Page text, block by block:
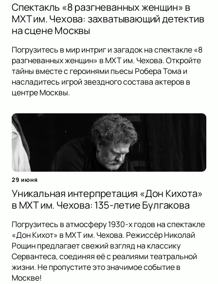
Спектакль «8 разгневанных женщин» в
МХТ им. Чехова: захватывающий детектив
на сцене Москвы
Погрузитесь в мир интриг и загадок на спектакле «8
разгневанных женщин» в МХТ им. Чехова. Откройте
тайны вместе с героинями пьесы Робера Тома и
насладитесь игрой звездного состава актеров в
центре Москвы.
29 июня
Уникальная интерпретация «Дон Кихота»
в МХТ им. Чехова: 135-летие Булгакова
Погрузитесь в атмосферу 1930-х годов на спектакле
«Дон Кихот» в МХТ им. Чехова. Режиссёр Николай
Рощин предлагает свежий взгляд на классику
Сервантеса, соединяя её с реалиями театральной
жизни. Не пропустите это значимое событие в
Москве!